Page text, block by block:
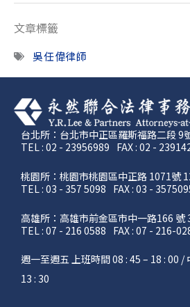
文章標籤
吳任偉律師
台北所：台北市中正區羅斯福路二段 9
TEL : 02 - 23956989 FAX : 02 -
桃園所：桃園市桃園區中正路 1071號
TEL : 03 - 357 5098 FAX : 03 -
高雄所：高雄市前金區市中一路166 號
TEL : 07 - 216 0588 FAX : 07 - 216-
週一至週五 上班時間 08 : 45 – 18 : 00 /
13 : 30